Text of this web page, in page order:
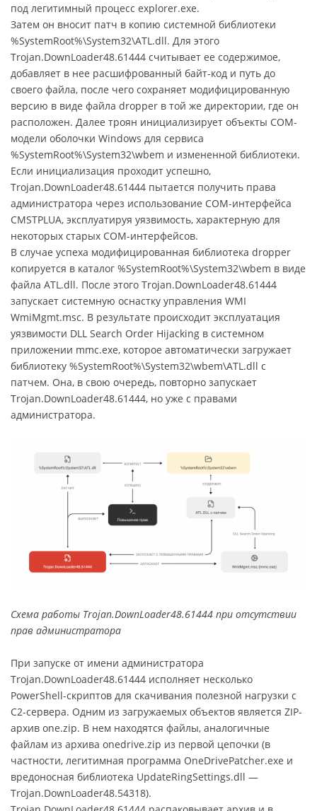
под легитимный процесс explorer.exe.
Затем он вносит патч в копию системной библиотеки
%SystemRoot%\System32\ATL.dll. Для этого
Trojan.DownLoader48.61444 считывает ее содержимое,
добавляет в нее расшифрованный байт-код и путь до
своего файла, после чего сохраняет модифицированную
версию в виде файла dropper в той же директории, где он
расположен. Далее троян инициализирует объекты COM-
модели оболочки Windows для сервиса
%SystemRoot%\System32\wbem и измененной библиотеки.
Если инициализация проходит успешно,
Trojan.DownLoader48.61444 пытается получить права
администратора через использование COM-интерфейса
CMSTPLUA, эксплуатируя уязвимость, характерную для
некоторых старых COM-интерфейсов.
В случае успеха модифицированная библиотека dropper
копируется в каталог %SystemRoot%\System32\wbem в виде
файла ATL.dll. После этого Trojan.DownLoader48.61444
запускает системную оснастку управления WMI
WmiMgmt.msc. В результате происходит эксплуатация
уязвимости DLL Search Order Hijacking в системном
приложении mmc.exe, которое автоматически загружает
библиотеку %SystemRoot%\System32\wbem\ATL.dll с
патчем. Она, в свою очередь, повторно запускает
Trojan.DownLoader48.61444, но уже с правами
администратора.
Схема работы Trojan.DownLoader48.61444 при отсутствии
прав администратора
При запуске от имени администратора
Trojan.DownLoader48.61444 исполняет несколько
PowerShell-скриптов для скачивания полезной нагрузки с
C2-сервера. Одним из загружаемых объектов является ZIP-
архив one.zip. В нем находятся файлы, аналогичные
файлам из архива onedrive.zip из первой цепочки (в
частности, легитимная программа OneDrivePatcher.exe и
вредоносная библиотека UpdateRingSettings.dll —
Trojan.DownLoader48.54318).